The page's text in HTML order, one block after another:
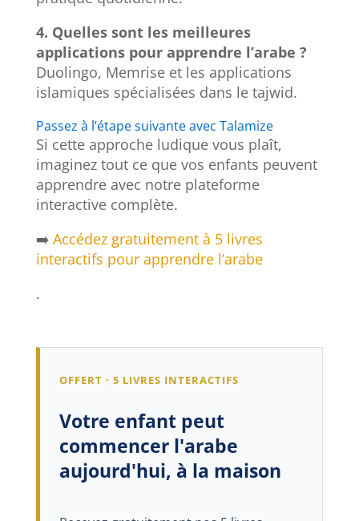
4. Quelles sont les meilleures
applications pour apprendre l’arabe ?
Duolingo, Memrise et les applications
islamiques spécialisées dans le tajwid.
Passez à l’étape suivante avec Talamize
Si cette approche ludique vous plaît,
imaginez tout ce que vos enfants peuvent
apprendre avec notre plateforme
interactive complète.
➡️ Accédez gratuitement à 5 livres
interactifs pour apprendre l’arabe
.
OFFERT · 5 LIVRES INTERACTIFS
Votre enfant peut
commencer l'arabe
aujourd'hui, à la maison